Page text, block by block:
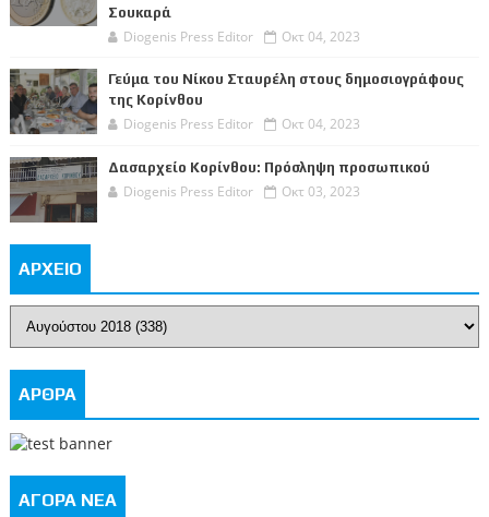
Σουκαρά
Diogenis Press Editor Οκτ 04, 2023
Γεύμα του Νίκου Σταυρέλη στους δημοσιογράφους
της Κορίνθου
Diogenis Press Editor Οκτ 04, 2023
Δασαρχείο Κορίνθου: Πρόσληψη προσωπικού
Diogenis Press Editor Οκτ 03, 2023
ΑΡΧΕΙΟ
ΑΡΘΡΑ
ΑΓΟΡΑ ΝΕΑ